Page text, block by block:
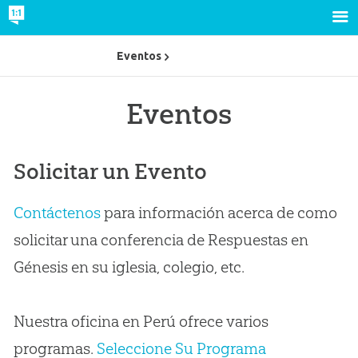
Eventos
Solicitar un Evento
Contáctenospara información acerca de como
solicitar una conferencia de Respuestas en
Génesis en su iglesia, colegio, etc.
Nuestra oficina en Perú ofrece varios
programas. Seleccione Su Programa
Eventos